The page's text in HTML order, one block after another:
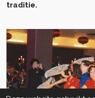
traditie.